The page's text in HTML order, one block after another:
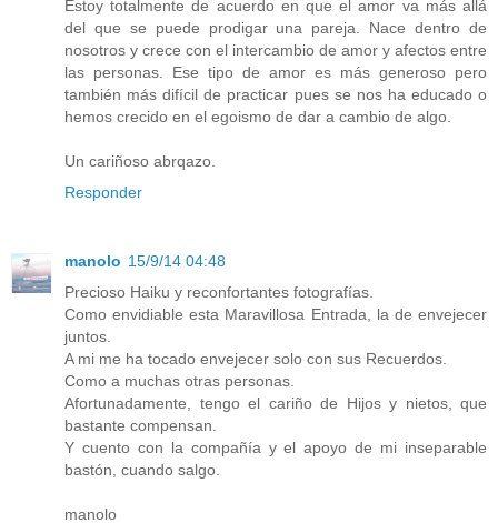
Estoy totalmente de acuerdo en que el amor va más allá
del que se puede prodigar una pareja. Nace dentro de
nosotros y crece con el intercambio de amor y afectos entre
las personas. Ese tipo de amor es más generoso pero
también más difícil de practicar pues se nos ha educado o
hemos crecido en el egoismo de dar a cambio de algo.
Un cariñoso abrqazo.
Responder
manolo 15/9/14 04:48
Precioso Haiku y reconfortantes fotografías.
Como envidiable esta Maravillosa Entrada, la de envejecer
juntos.
A mi me ha tocado envejecer solo con sus Recuerdos.
Como a muchas otras personas.
Afortunadamente, tengo el cariño de Hijos y nietos, que
bastante compensan.
Y cuento con la compañía y el apoyo de mi inseparable
bastón, cuando salgo.
manolo